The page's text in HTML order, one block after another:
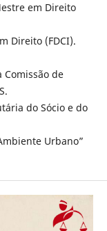
em Direito
Direito (FDCI).
Comissão de
do Sócio e do
Urbano”